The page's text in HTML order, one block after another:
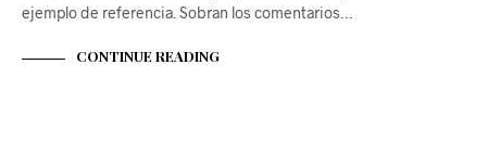
ejemplo de referencia. Sobran los comentarios…
CONTINUE READING